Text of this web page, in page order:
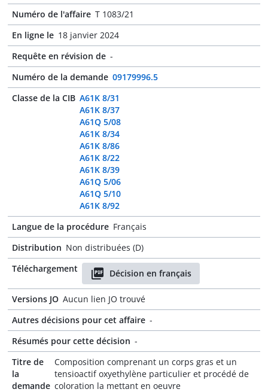
Numéro de l'affaire T 1083/21
En ligne le 18 janvier 2024
Requête en révision de -
Numéro de la demande 09179996.5
Classe de la CIB A61K 8/31
A61K 8/37
A61Q 5/08
A61K 8/34
A61K 8/86
A61K 8/22
A61K 8/39
A61Q 5/06
A61Q 5/10
A61K 8/92
Langue de la procédure Français
Distribution Non distribuées (D)
Téléchargement
Décision en français
Versions JO Aucun lien JO trouvé
Autres décisions pour cet affaire -
Résumés pour cette décision -
Titre de
la
demande
Composition comprenant un corps gras et un
tensioactif oxyethylène particulier et procédé de
coloration la mettant en oeuvre